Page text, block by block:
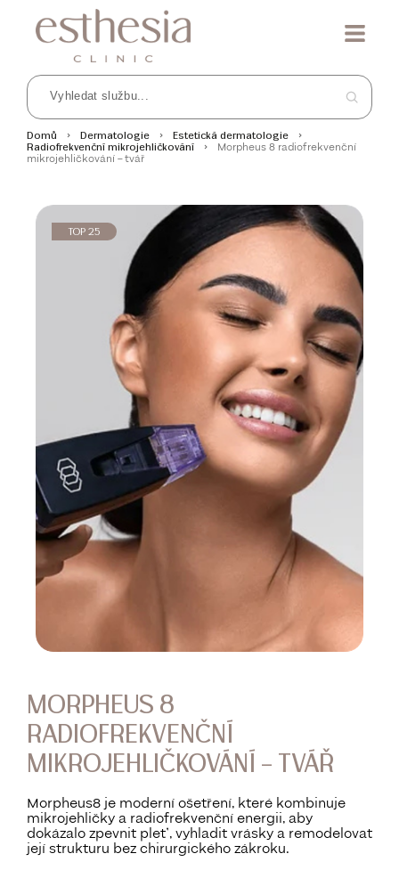
Domů Dermatologie
Estetická dermatologie
Radiofrekvenční mikrojehličkování
Morpheus 8 radiofrekvenční
mikrojehličkování – tvář
TOP 25
MORPHEUS 8
RADIOFREKVENČNÍ
MIKROJEHLIČKOVÁNÍ – TVÁŘ
Morpheus8 je moderní ošetření, které kombinuje
mikrojehličky a radiofrekvenční energii, aby
dokázalo zpevnit pleť, vyhladit vrásky a remodelovat
její strukturu bez chirurgického zákroku.